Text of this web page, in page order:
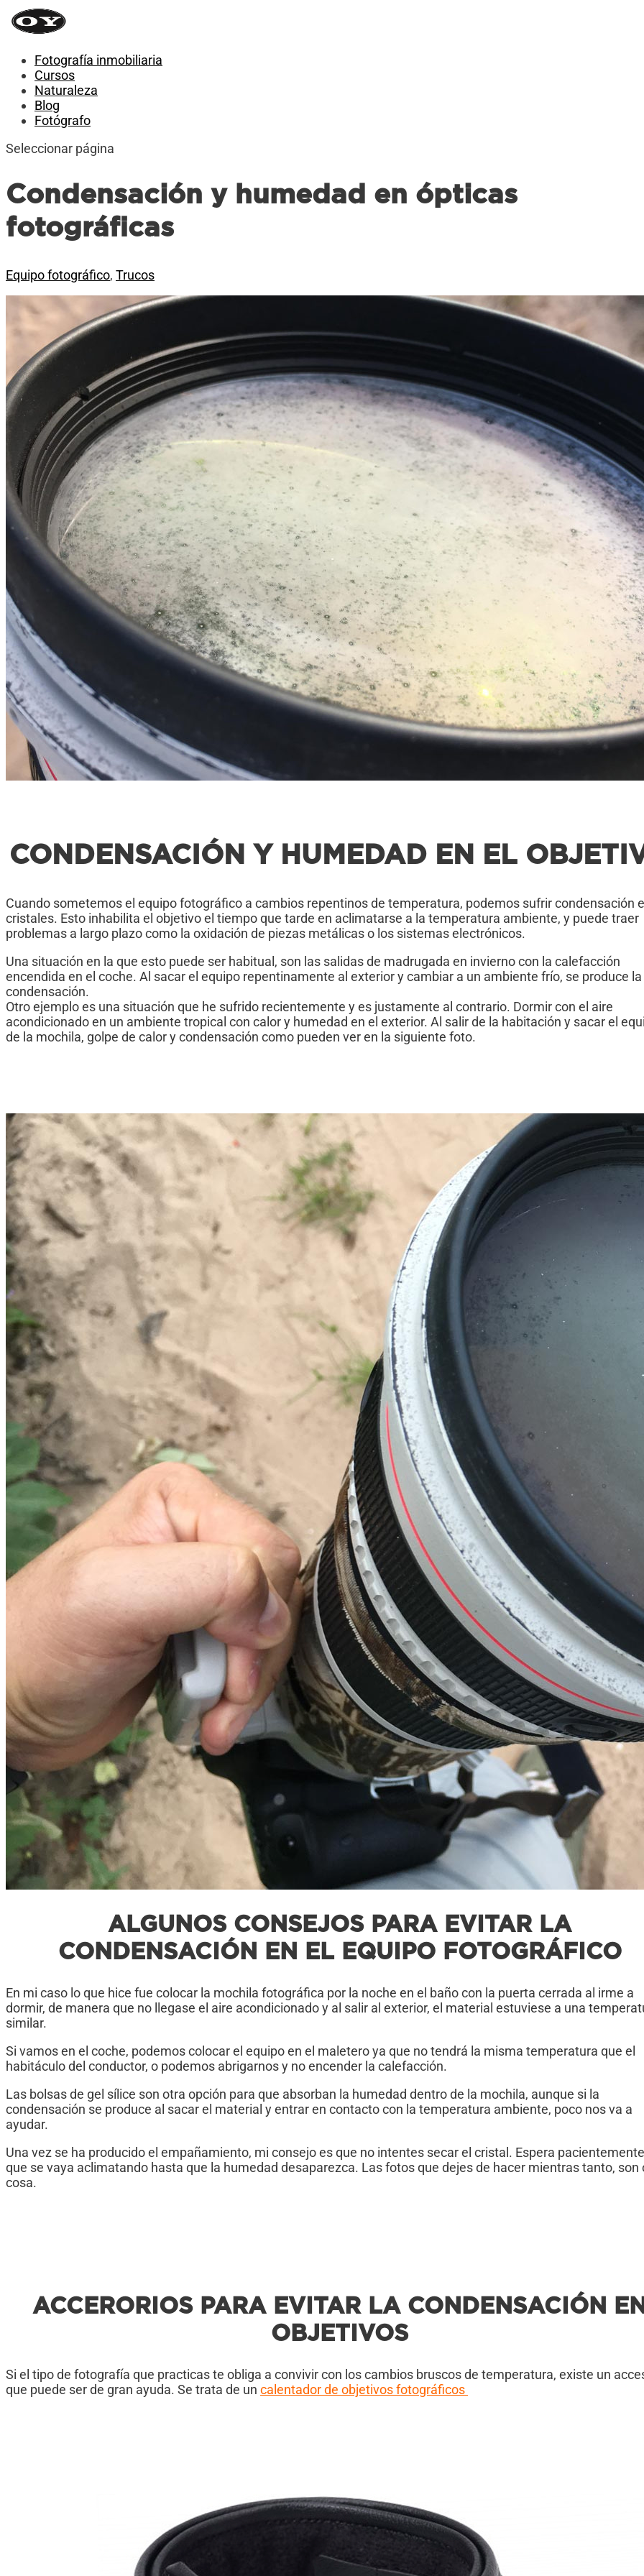
Fotografía inmobiliaria
Cursos
Naturaleza
Blog
Fotógrafo
Seleccionar página
Condensación y humedad en ópticas
fotográficas
Equipo fotográfico, Trucos
CONDENSACIÓN Y HUMEDAD EN EL
Cuando sometemos el equipo fotográfico a cambios repentinos de temperatura, podemos sufrir condensación
cristales. Esto inhabilita el objetivo el tiempo que tarde en aclimatarse a la temperatura ambiente, y puede traer
problemas a largo plazo como la oxidación de piezas metálicas o los sistemas electrónicos.
Una situación en la que esto puede ser habitual, son las salidas de madrugada en invierno con la calefacción
encendida en el coche. Al sacar el equipo repentinamente al exterior y cambiar a un ambiente frío, se produce la
condensación.
Otro ejemplo es una situación que he sufrido recientemente y es justamente al contrario. Dormir con el aire
acondicionado en un ambiente tropical con calor y humedad en el exterior. Al salir de la habitación y sacar el
de la mochila, golpe de calor y condensación como pueden ver en la siguiente foto.
ALGUNOS CONSEJOS PARA EVITAR LA
CONDENSACIÓN EN EL EQUIPO FOTOGRÁFICO
En mi caso lo que hice fue colocar la mochila fotográfica por la noche en el baño con la puerta cerrada al irme a
dormir, de manera que no llegase el aire acondicionado y al salir al exterior, el material estuviese a una
similar.
Si vamos en el coche, podemos colocar el equipo en el maletero ya que no tendrá la misma temperatura que el
habitáculo del conductor, o podemos abrigarnos y no encender la calefacción.
Las bolsas de gel sílice son otra opción para que absorban la humedad dentro de la mochila, aunque si la
condensación se produce al sacar el material y entrar en contacto con la temperatura ambiente, poco nos va a
ayudar.
Una vez se ha producido el empañamiento, mi consejo es que no intentes secar el cristal. Espera
que se vaya aclimatando hasta que la humedad desaparezca. Las fotos que dejes de hacer mientras tanto, son
cosa.
ACCERORIOS PARA EVITAR LA CONDENSACIÓN
OBJETIVOS
Si el tipo de fotografía que practicas te obliga a convivir con los cambios bruscos de temperatura, existe un
que puede ser de gran ayuda. Se trata de un calentador de objetivos fotográficos